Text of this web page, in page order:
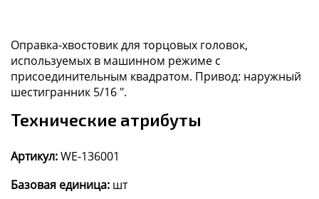
Оправка-хвостовик для торцовых головок,
используемых в машинном режиме с
присоединительным квадратом. Привод: наружный
шестигранник 5/16 ".
Технические атрибуты
Артикул:WE-136001
Базовая единица: шт